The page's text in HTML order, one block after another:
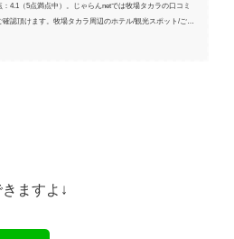
4.1（5点満点中）。じゃらんnetでは牧場タカラの口コミ
確認頂けます。牧場タカラ周辺のホテル/観光スポット/ご当
ますよ↓